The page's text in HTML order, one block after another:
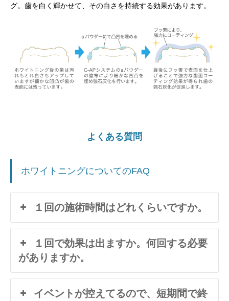
グ。歯を白く輝かせて、その白さを持続する効果があります。
よくある質問
ホワイトニングについてのFAQ
１回の施術時間はどれくらいですか。
１回で効果は出ますか。何回する必要
がありますか。
イベントが控えてるので、短期間で終